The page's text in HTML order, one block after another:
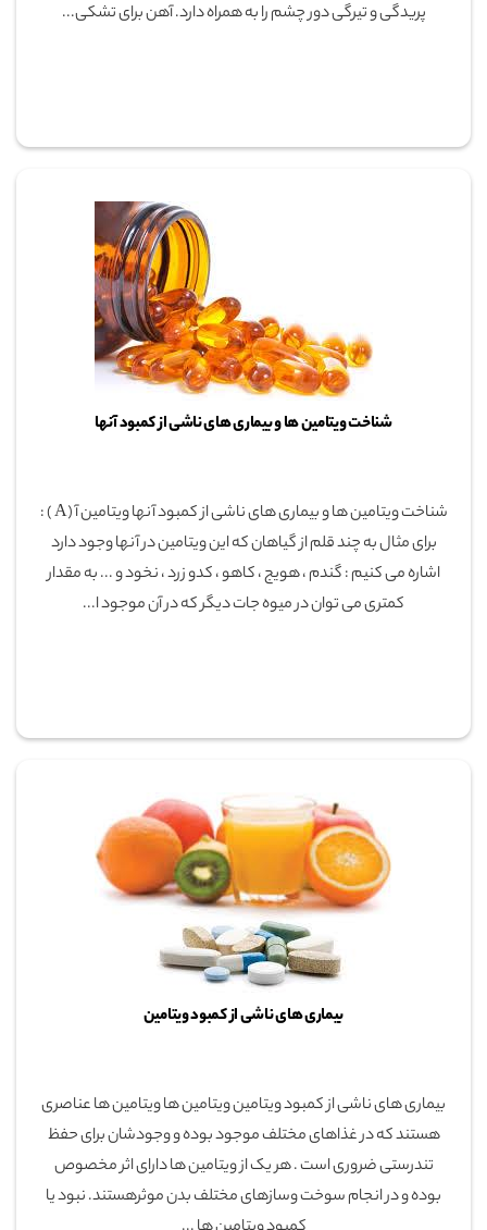
پریدگی و تیرگی دور چشم را به همراه دارد. آهن برای تشکی...
شناخت ویتامین ها و بیماری های ناشی از کمبود آنها
شناخت ویتامین ها و بیماری های ناشی از کمبود آنها ویتامین آ (A ) :
برای مثال به چند قلم از گیاهان که این ویتامین در آنها وجود دارد
اشاره می کنیم : گندم ، هویج ، کاهو ، کدو زرد ، نخود و ... به مقدار
کمتری می توان در میوه جات دیگر که در آن موجود ا...
بیماری های ناشی از کمبود ویتامین
بیماری های ناشی از کمبود ویتامین ویتامین ها ویتامین ها عناصری
هستند که در غذاهای مختلف موجود بوده و وجودشان برای حفظ
تندرستی ضروری است . هر یک از ویتامین ها دارای اثر مخصوص
بوده و در انجام سوخت وسازهای مختلف بدن موثرهستند. نبود یا